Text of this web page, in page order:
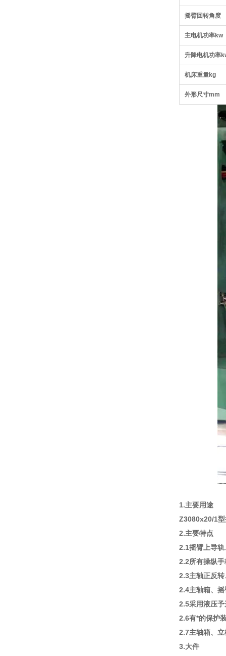
摇臂回转角度
主电机功率kw
升降电机功率
机床重量kg
外形尺寸mm
1.主要用途
Z3080x20/1型
2.主要特点
2.1摇臂上导
2.2所有操纵
2.3主轴正反
2.4主轴箱、
2.5采用液压
2.6有*的保护
2.7主轴箱、
3.大件